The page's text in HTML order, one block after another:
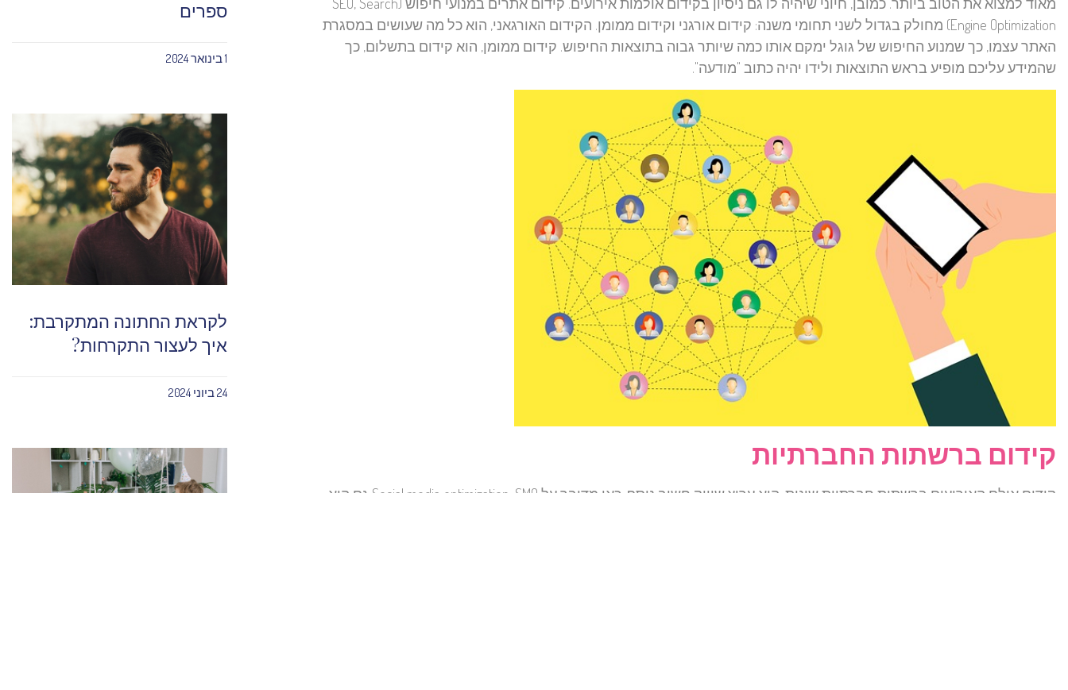
Engine Optimization) מחולק בגדול לשני תחומי משנה: קידום אורגני וקידום ממומן. הקידום האורגאני, הוא כל מה שעושים במסגרת
האתר עצמו, כך שמנוע החיפוש של גוגל ימקם אותו כמה שיותר גבוה בתוצאות החיפוש. קידום ממומן, הוא קידום בתשלום, כך
שהמידע עליכם מופיע בראש התוצאות ולידו יהיה כתוב "מודעה".
קידום ברשתות החברתיות
קידום אולם האירועים ברשתות חברתיות שונות, הוא ערוץ שיווק חשוב נוסף. כאן מדובר על Social media optimization. SMO גם הוא
ספרים
1 בינואר 2024
לקראת החתונה המתקרבת:
איך לעצור התקרחות?
24 ביוני 2024